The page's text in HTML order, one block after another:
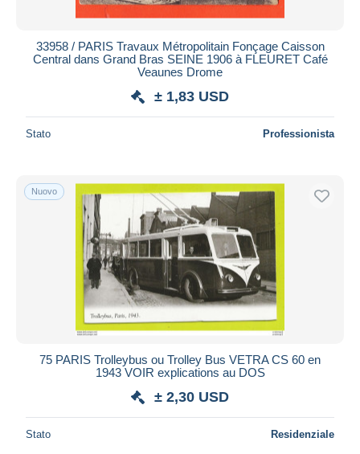
33958 / PARIS Travaux Métropolitain Fonçage Caisson
Central dans Grand Bras SEINE 1906 à FLEURET Café
Veaunes Drome
± 1,83 USD
Stato Professionista
Nuovo
75 PARIS Trolleybus ou Trolley Bus VETRA CS 60 en
1943 VOIR explications au DOS
± 2,30 USD
Stato Residenziale